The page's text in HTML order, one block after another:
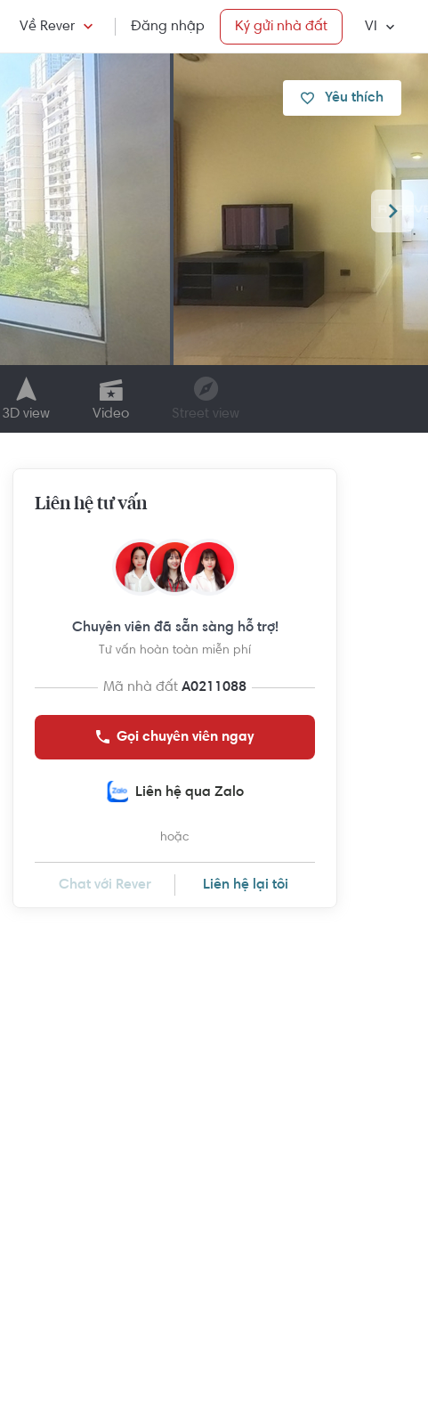
Về Rever Đăng nhập Ký gửi nhà đất VI
Yêu thích
3D view Video Street view
Liên hệ tư vấn
Chuyên viên đã sẵn sàng hỗ trợ!
Tư vấn hoàn toàn miễn phí
Mã nhà đất A0211088
Gọi chuyên viên ngay
Liên hệ qua Zalo
hoặc
Chat với Rever Liên hệ lại tôi